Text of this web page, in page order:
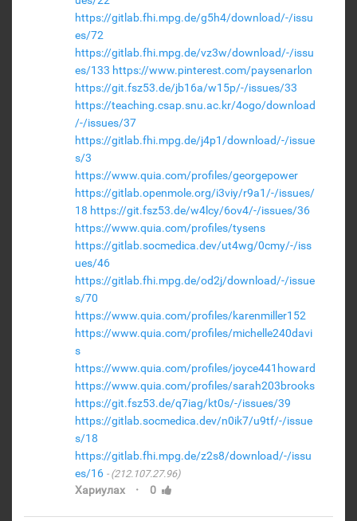
https://gitlab.fhi.mpg.de/g5h4/download/-/issu
es/72
https://gitlab.fhi.mpg.de/vz3w/download/-/issu
es/133 https://www.pinterest.com/paysenarlon
https://git.fsz53.de/jb16a/w15p/-/issues/33
https://teaching.csap.snu.ac.kr/4ogo/download
/-/issues/37
https://gitlab.fhi.mpg.de/j4p1/download/-/issue
s/3
https://www.quia.com/profiles/georgepower
https://gitlab.openmole.org/i3viy/r9a1/-/issues/
18 https://git.fsz53.de/w4lcy/6ov4/-/issues/36
https://www.quia.com/profiles/tysens
https://gitlab.socmedica.dev/ut4wg/0cmy/-/iss
ues/46
https://gitlab.fhi.mpg.de/od2j/download/-/issue
s/70
https://www.quia.com/profiles/karenmiller152
https://www.quia.com/profiles/michelle240davi
s
https://www.quia.com/profiles/joyce441howard
https://www.quia.com/profiles/sarah203brooks
https://git.fsz53.de/q7iag/kt0s/-/issues/39
https://gitlab.socmedica.dev/n0ik7/u9tf/-/issue
s/18
https://gitlab.fhi.mpg.de/z2s8/download/-/issu
es/16
(212.107.27.96)
Хариулах · 0